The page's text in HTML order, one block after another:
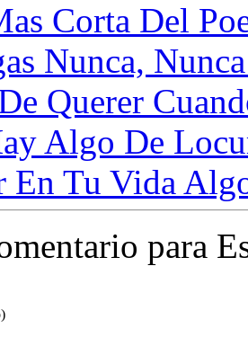
Corta Del
Nunca,
Querer
Algo De
En Tu Vida
para